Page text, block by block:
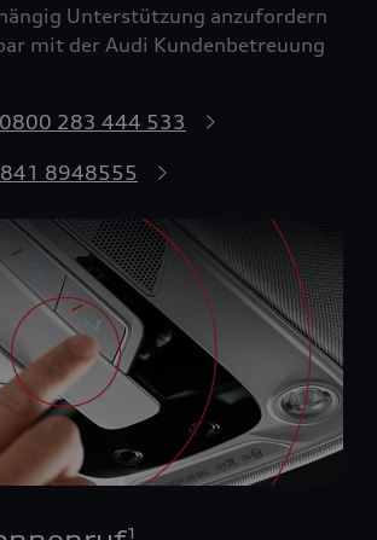
Unterstützung anzufordern
mit der Audi Kundenbetreuung
283 444 533
8948555
1